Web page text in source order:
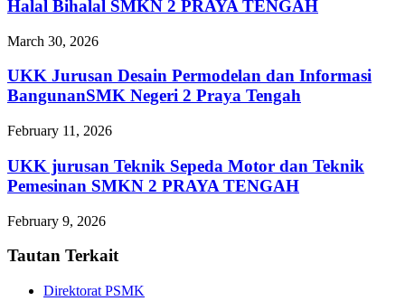
Halal Bihalal SMKN 2 PRAYA TENGAH
March 30, 2026
UKK Jurusan Desain Permodelan dan Informasi
BangunanSMK Negeri 2 Praya Tengah
February 11, 2026
UKK jurusan Teknik Sepeda Motor dan Teknik
Pemesinan SMKN 2 PRAYA TENGAH
February 9, 2026
Tautan Terkait
Direktorat PSMK